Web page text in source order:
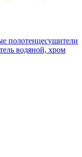
полотенцесушители
водяной, хром